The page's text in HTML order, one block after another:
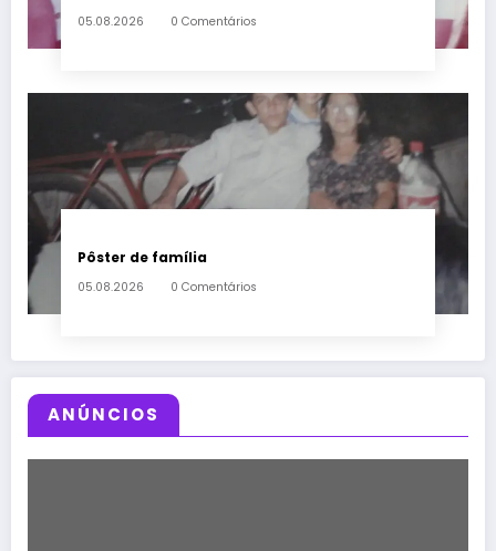
05.08.2026 0 Comentários
Pôster de família
05.08.2026 0 Comentários
ANÚNCIOS